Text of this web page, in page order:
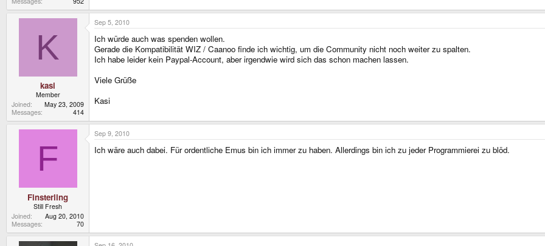
K
kasi
Member
Joined
May 23, 2009
Messages
414
Sep 5, 2010
Ich würde auch was spenden wollen.
Gerade die Kompatibilität WIZ / Caanoo finde ich wichtig, um die Community nicht noch weiter zu spalten.
Ich habe leider kein Paypal-Account, aber irgendwie wird sich das schon machen lassen.
Viele Grüße
Kasi
F
Finsterling
Still Fresh
Joined
Aug 20, 2010
Messages
70
Sep 9, 2010
Ich wäre auch dabei. Für ordentliche Emus bin ich immer zu haben. Allerdings bin ich zu jeder Programmierei zu blöd.